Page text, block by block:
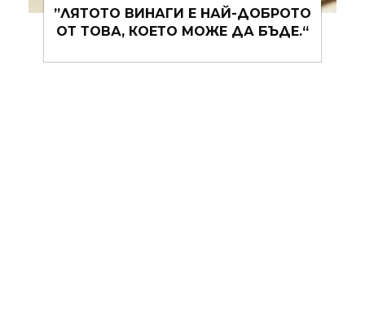
БЪДЕ.“
„СМИСЛЕНОТО МЪЛЧАНИЕ Е
ВИНАГИ ПО-ДОБРО ОТ